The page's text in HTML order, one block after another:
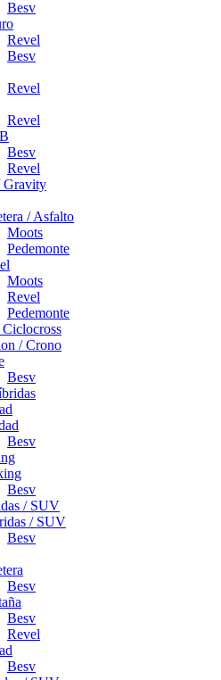
Besv
Revel
Besv
Revel
Revel
Besv
Revel
/ Asfalto
Moots
Pedemonte
Moots
Revel
Pedemonte
/ Crono
Besv
Besv
Besv
/ SUV
/ SUV
Besv
Besv
Besv
Revel
Besv